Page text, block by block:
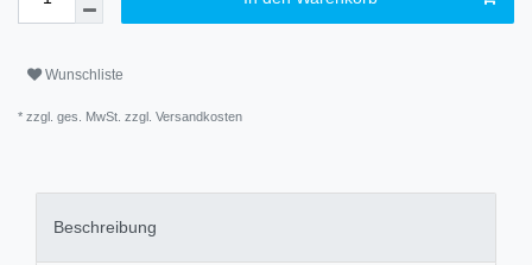
Wunschliste
* zzgl. ges. MwSt. zzgl. Versandkosten
Beschreibung